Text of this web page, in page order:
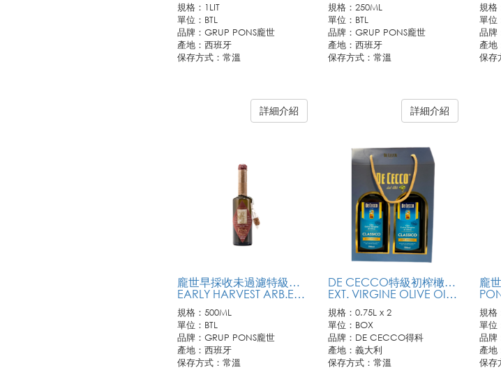
規格：1LIT
單位：BTL
品牌：GRUP PONS龐世
產地：西班牙
保存方式：常溫
詳細介紹
規格：250ML
單位：BTL
品牌：GRUP PONS龐世
產地：西班牙
保存方式：常溫
詳細介紹
規格
單位
品牌
產地
保存
龐世早採收未過濾特級冷壓橄欖油
EARLY HARVEST ARB.EXT.VIRGIN OLIVE OIL
規格：500ML
單位：BTL
品牌：GRUP PONS龐世
產地：西班牙
保存方式：常溫
DE CECCO特級初榨橄欖油禮盒
EXT. VIRGINE OLIVE OIL(CLASSICO)0.75L x 2 IN GIFT BOX
規格：0.75L x 2
單位：BOX
品牌：DE CECCO得科
產地：義大利
保存方式：常溫
PONS
規格
單位
品牌
產地
保存